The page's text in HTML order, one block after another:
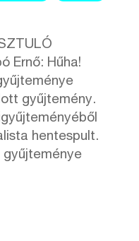
Ernő: Hűha!
gyűjtemény.
hentespult.
gyűjteménye